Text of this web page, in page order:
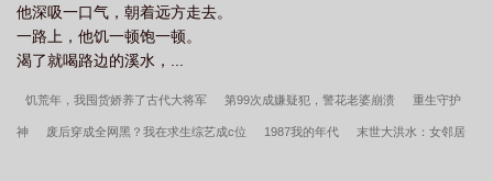
他深吸一口气，朝着远方走去。
一路上，他饥一顿饱一顿。
渴了就喝路边的溪水，...
饥荒年，我囤货娇养了古代大将军 第99次成嫌疑犯，警花老婆崩溃 重生守护
神 废后穿成全网黑？我在求生综艺成c位 1987我的年代 末世大洪水：女邻居